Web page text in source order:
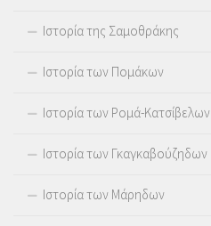
Ιστορία της Σαμοθράκης
Ιστορία των Πομάκων
Ιστορία των Ρομά-Κατσίβελων
Ιστορία των Γκαγκαβούζηδων
Ιστορία των Μάρηδων